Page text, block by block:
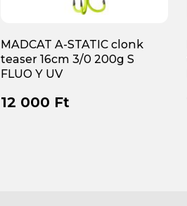
MADCAT A-STATIC clonk
teaser 16cm 3/0 200g S
FLUO Y UV
12 000 Ft